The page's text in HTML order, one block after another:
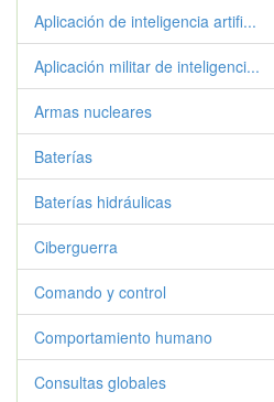
Aplicación de inteligencia artifi...
Aplicación militar de inteligenci...
Armas nucleares
Baterías
Baterías hidráulicas
Ciberguerra
Comando y control
Comportamiento humano
Consultas globales